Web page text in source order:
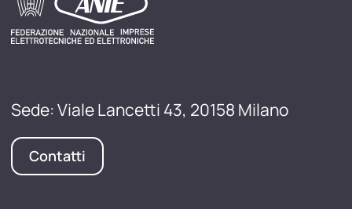
Sede: Viale Lancetti 43, 20158 Milano
Contatti